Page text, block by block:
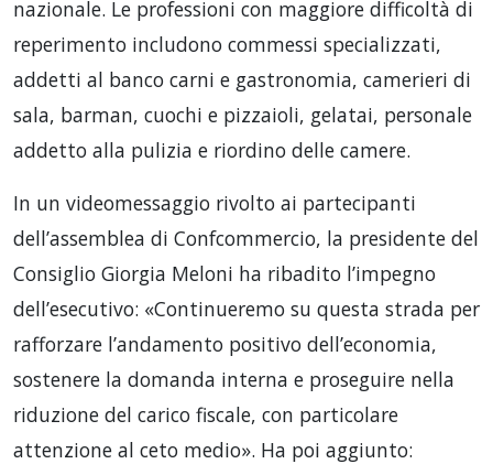
nazionale. Le professioni con maggiore difficoltà di
reperimento includono commessi specializzati,
addetti al banco carni e gastronomia, camerieri di
sala, barman, cuochi e pizzaioli, gelatai, personale
addetto alla pulizia e riordino delle camere.
In un videomessaggio rivolto ai partecipanti
dell’assemblea di Confcommercio, la presidente del
Consiglio Giorgia Meloni ha ribadito l’impegno
dell’esecutivo: «Continueremo su questa strada per
rafforzare l’andamento positivo dell’economia,
sostenere la domanda interna e proseguire nella
riduzione del carico fiscale, con particolare
attenzione al ceto medio». Ha poi aggiunto: